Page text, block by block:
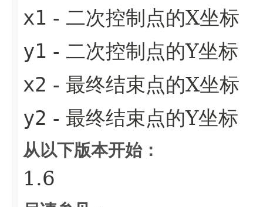
x1 - 二次控制点的X坐标
y1 - 二次控制点的Y坐标
x2 - 最终结束点的X坐标
y2 - 最终结束点的Y坐标
从以下版本开始：
1.6